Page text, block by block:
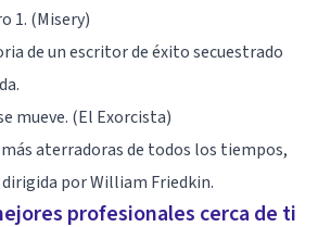
1. (Misery)
de un escritor de éxito secuestrado
mueve. (El Exorcista)
aterradoras de todos los tiempos,
por William Friedkin.
profesionales cerca de ti